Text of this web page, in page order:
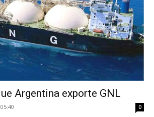
Argentina exporte GNL
0